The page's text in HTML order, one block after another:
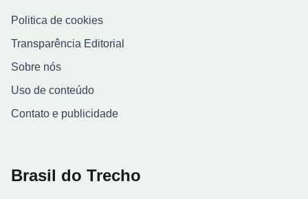
Politica de cookies
Transparência Editorial
Sobre nós
Uso de conteúdo
Contato e publicidade
Brasil do Trecho